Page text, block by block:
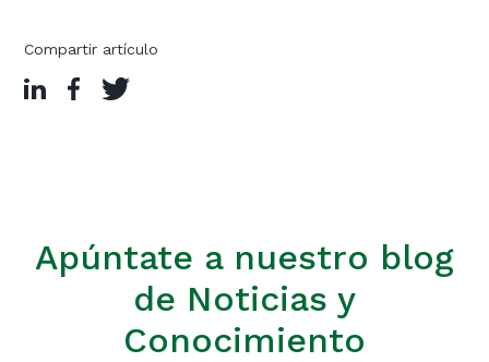
Compartir artículo
Apúntate a nuestro blog
de Noticias y
Conocimiento